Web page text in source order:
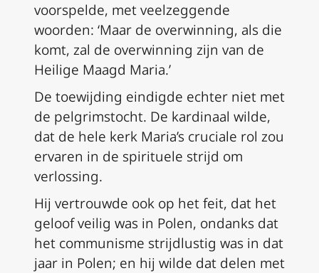
voorspelde, met veelzeggende
woorden: ‘Maar de overwinning, als die
komt, zal de overwinning zijn van de
Heilige Maagd Maria.’
De toewijding eindigde echter niet met
de pelgrimstocht. De kardinaal wilde,
dat de hele kerk Maria’s cruciale rol zou
ervaren in de spirituele strijd om
verlossing.
Hij vertrouwde ook op het feit, dat het
geloof veilig was in Polen, ondanks dat
het communisme strijdlustig was in dat
jaar in Polen; en hij wilde dat delen met